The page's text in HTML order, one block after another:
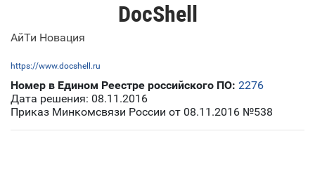
DocShell
АйТи Новация
https://www.docshell.ru
Номер в Едином Реестре российского ПО: 2276
Дата решения: 08.11.2016
Приказ Минкомсвязи России от 08.11.2016 №538